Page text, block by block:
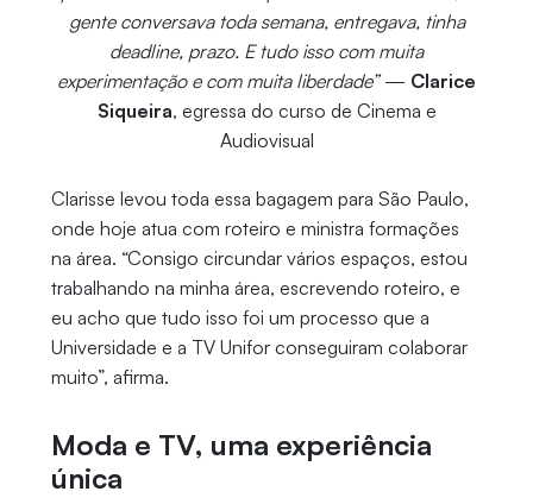
gente conversava toda semana, entregava, tinha
deadline, prazo. E tudo isso com muita
experimentação e com muita liberdade”— Clarice
Siqueira, egressa do curso de Cinema e
Audiovisual
Clarisse levou toda essa bagagem para São Paulo,
onde hoje atua com roteiro e ministra formações
na área. “Consigo circundar vários espaços, estou
trabalhando na minha área, escrevendo roteiro, e
eu acho que tudo isso foi um processo que a
Universidade e a TV Unifor conseguiram colaborar
muito”, afirma.
Moda e TV, uma experiência
única